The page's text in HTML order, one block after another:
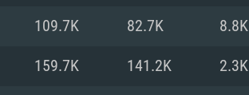
109.7K 82.7K 8.8K
159.7K 141.2K 2.3K